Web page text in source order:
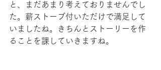
と、まだあまり考えておりませんでし
た。薪ストーブ付いただけで満足して
いましたね。きちんとストーリーを作
ることを課していきますね。